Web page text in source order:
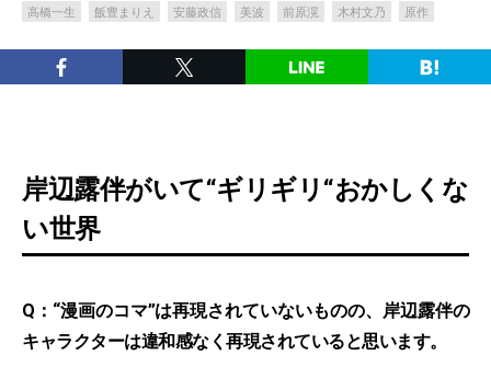
高橋一生
飯豊まりえ 安藤政信 美波 前原滉 木村文乃 原作
岸辺露伴がいて“ギリギリ“おかしくな
い世界
Q：“漫画のコマ”は再現されていないものの、岸辺露伴の
キャラクターは違和感なく再現されていると思います。